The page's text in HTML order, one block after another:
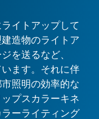
イトアップして
造物のライトア
を送るなど、
ます。それに伴
照明の効率的な
プスカラーキネ
ーライティング